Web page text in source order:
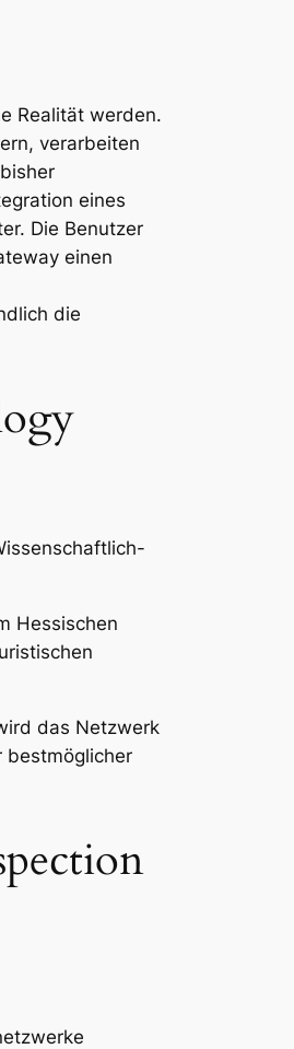
Realität werden.
verarbeiten
eines
Die Benutzer
einen
die
Hessischen
das Netzwerk
bestmöglicher